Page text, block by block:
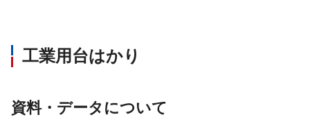
工業用台はかり
資料・データについて